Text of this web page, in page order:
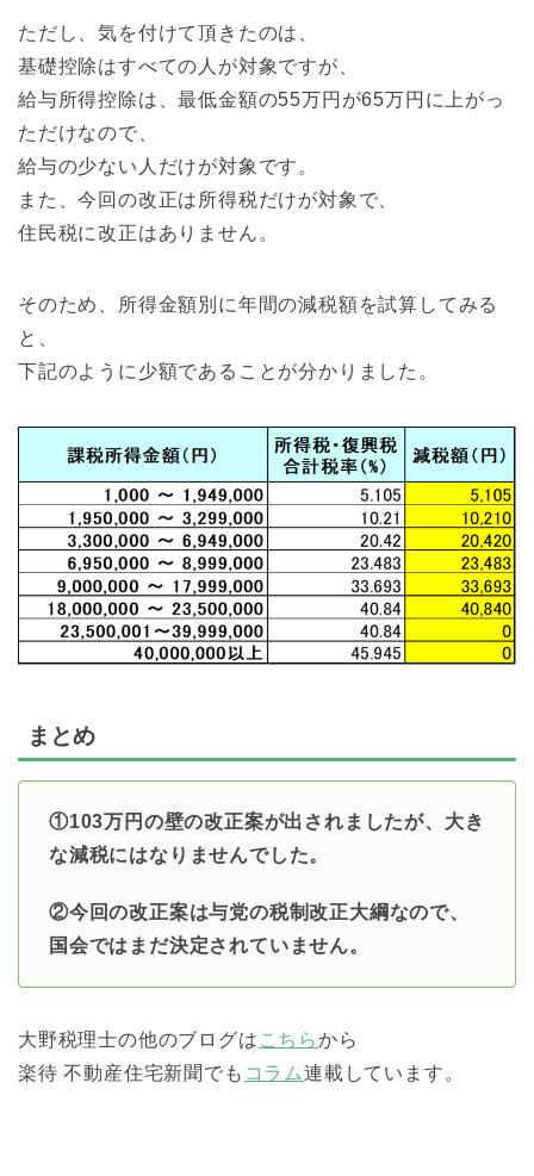
ただし、気を付けて頂きたのは、
基礎控除はすべての人が対象ですが、
給与所得控除は、最低金額の55万円が65万円に上がっ
ただけなので、
給与の少ない人だけが対象です。
また、今回の改正は所得税だけが対象で、
住民税に改正はありません。
そのため、所得金額別に年間の減税額を試算してみる
と、
下記のように少額であることが分かりました。
まとめ
①103万円の壁の改正案が出されましたが、大き
な減税にはなりませんでした。
②今回の改正案は与党の税制改正大綱なので、
国会ではまだ決定されていません。
大野税理士の他のブログは こちらから
楽待 不動産住宅新聞でも コラム連載しています。